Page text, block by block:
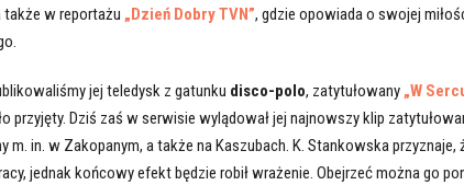
także w reportażu „Dzień Dobry TVN”, gdzie opowiada o swojej
jej teledysk z gatunku disco-polo, zatytułowany „W
przyjęty. Dziś zaś w serwisie wylądował jej najnowszy klip
m. in. w Zakopanym, a także na Kaszubach. K. Stankowska przyznaje,
jednak końcowy efekt będzie robił wrażenie. Obejrzeć można go